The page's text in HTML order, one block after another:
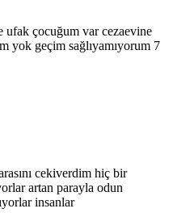
ufak çocuğum var cezaevine
yok geçim sağlıyamıyorum 7
cekiverdim hiç bir
artan parayla odun
insanlar